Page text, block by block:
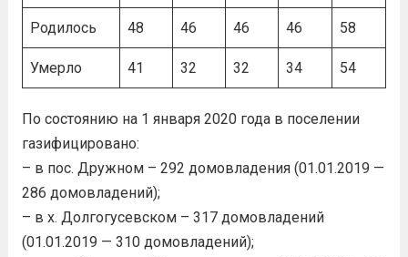
Родилось 48 46 46 46 58
Умерло 41 32 32 34 54
По состоянию на 1 января 2020 года в поселении
газифицировано:
– в пос. Дружном – 292 домовладения (01.01.2019 —
286 домовладений);
– в х. Долгогусевском – 317 домовладений
(01.01.2019 — 310 домовладений);